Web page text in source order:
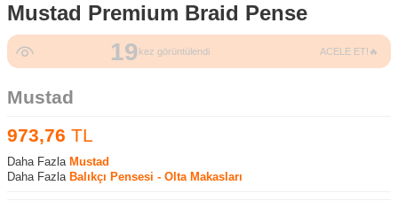
Mustad Premium Braid Pense
19 kez görüntülendi ACELE ET!🔥
Mustad
973,76 TL
Daha Fazla Mustad
Daha Fazla Balıkçı Pensesi - Olta Makasları